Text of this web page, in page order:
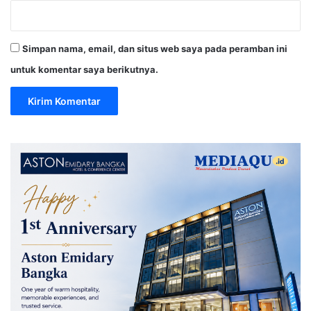
Simpan nama, email, dan situs web saya pada peramban ini
untuk komentar saya berikutnya.